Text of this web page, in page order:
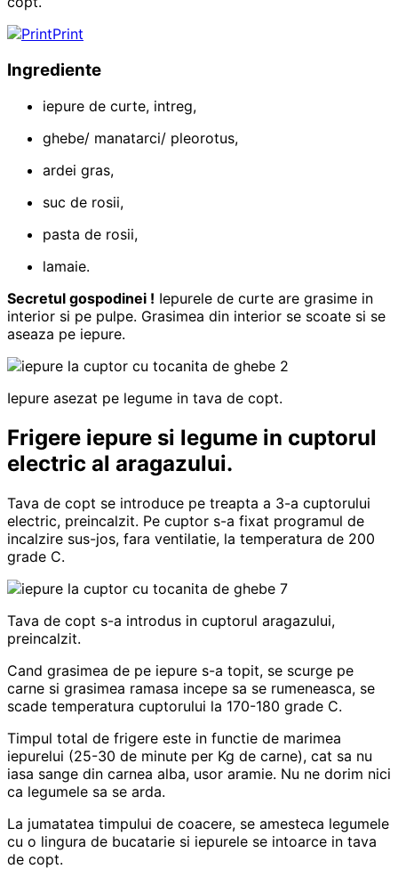
Print
Ingrediente
iepure de curte, intreg,
ghebe/ manatarci/ pleorotus,
ardei gras,
suc de rosii,
pasta de rosii,
lamaie.
Secretul gospodinei ! Iepurele de curte are grasime in
interior si pe pulpe. Grasimea din interior se scoate si se
aseaza pe iepure.
Iepure asezat pe legume in tava de copt.
Frigere iepure si legume in cuptorul
electric al aragazului.
Tava de copt se introduce pe treapta a 3-a cuptorului
electric, preincalzit. Pe cuptor s-a fixat programul de
incalzire sus-jos, fara ventilatie, la temperatura de 200
grade C.
Tava de copt s-a introdus in cuptorul aragazului,
preincalzit.
Cand grasimea de pe iepure s-a topit, se scurge pe
carne si grasimea ramasa incepe sa se rumeneasca, se
scade temperatura cuptorului la 170-180 grade C.
Timpul total de frigere este in functie de marimea
iepurelui (25-30 de minute per Kg de carne), cat sa nu
iasa sange din carnea alba, usor aramie. Nu ne dorim nici
ca legumele sa se arda.
La jumatatea timpului de coacere, se amesteca legumele
cu o lingura de bucatarie si iepurele se intoarce in tava
de copt.